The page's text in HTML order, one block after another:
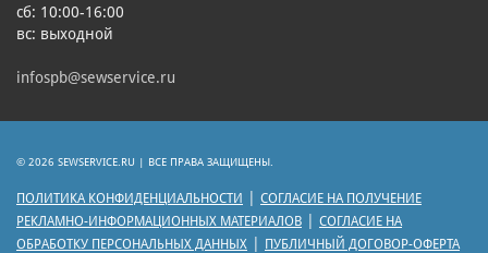
сб: 10:00-16:00
вс: выходной
infospb@sewservice.ru
© 2026 SEWSERVICE.RU | ВСЕ ПРАВА ЗАЩИЩЕНЫ.
ПОЛИТИКА КОНФИДЕНЦИАЛЬНОСТИ
СОГЛАСИЕ НА ПОЛУЧЕНИЕ
РЕКЛАМНО-ИНФОРМАЦИОННЫХ МАТЕРИАЛОВ
СОГЛАСИЕ НА
ОБРАБОТКУ ПЕРСОНАЛЬНЫХ ДАННЫХ
ПУБЛИЧНЫЙ ДОГОВОР-ОФЕРТА